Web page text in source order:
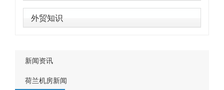
外贸知识
新闻资讯
荷兰机房新闻